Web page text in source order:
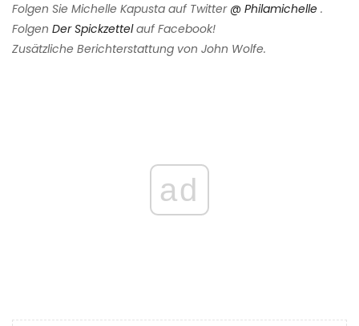
Folgen Sie Michelle Kapusta auf Twitter @ Philamichelle .
Folgen Der Spickzettelauf Facebook!
Zusätzliche Berichterstattung von John Wolfe.
ad